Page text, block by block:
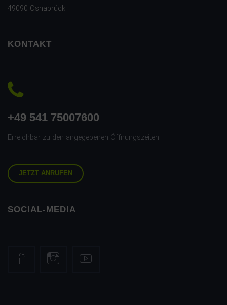
49090 Osnabrück
KONTAKT
+49 541 75007600
Erreichbar zu den angegebenen Öffnungszeiten
JETZT ANRUFEN
SOCIAL-MEDIA